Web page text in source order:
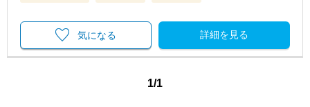
詳細を見る
気になる
1/1